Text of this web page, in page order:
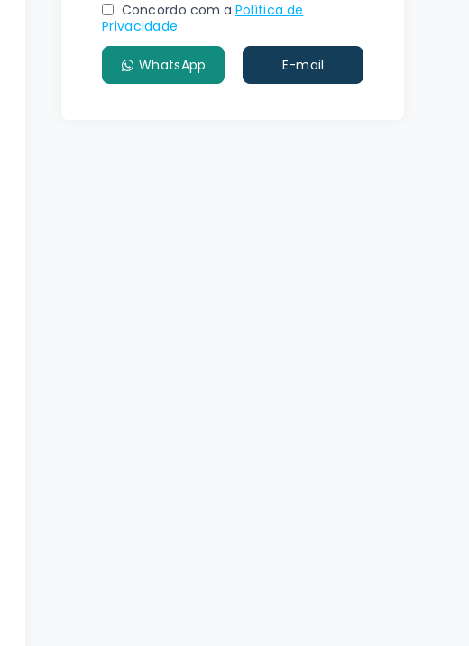
Concordo com a Política de
Privacidade
WhatsApp E-mail